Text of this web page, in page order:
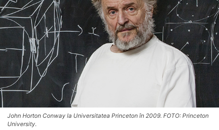
John Horton Conway la Universitatea Princeton în 2009. FOTO: Princeton
University.